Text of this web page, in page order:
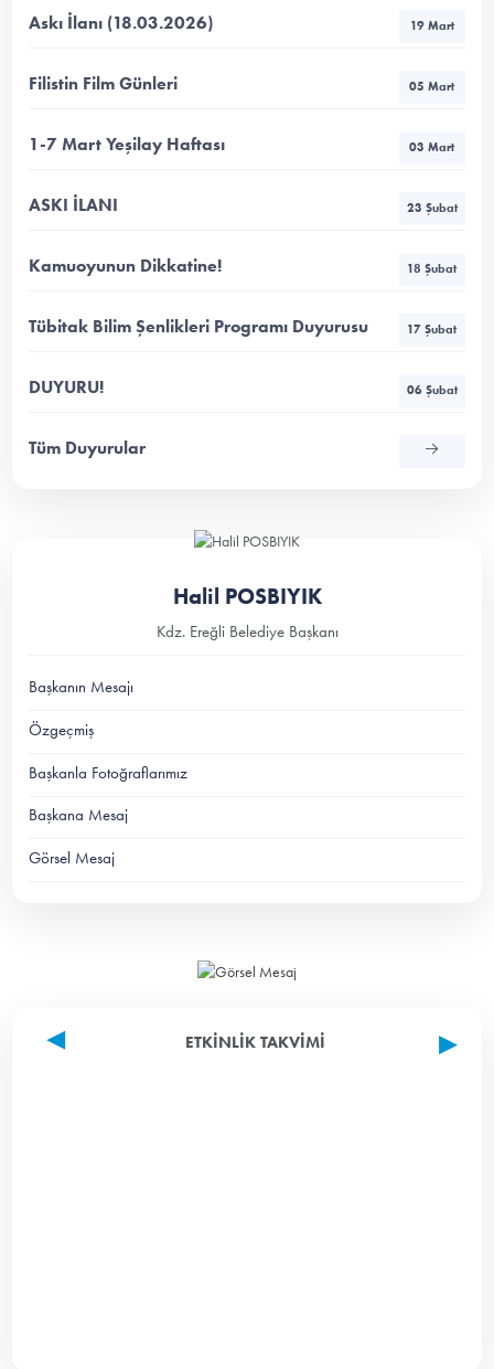
Askı İlanı (18.03.2026) 19 Mart
Filistin Film Günleri 05 Mart
1-7 Mart Yeşilay Haftası 03 Mart
ASKI İLANI 23 Şubat
Kamuoyunun Dikkatine! 18 Şubat
Tübitak Bilim Şenlikleri Programı Duyurusu 17 Şubat
DUYURU! 06 Şubat
Tüm Duyurular
Halil POSBIYIK
Kdz. Ereğli Belediye Başkanı
Başkanın Mesajı
Özgeçmiş
Başkanla Fotoğraflarımız
Başkana Mesaj
Görsel Mesaj
ETKINLIK TAKVIMI